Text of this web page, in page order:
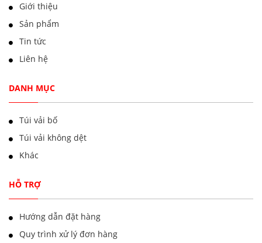
Giới thiệu
Sản phẩm
Tin tức
Liên hệ
DANH MỤC
Túi vải bố
Túi vải không dệt
Khác
HỖ TRỢ
Hướng dẫn đặt hàng
Quy trình xử lý đơn hàng